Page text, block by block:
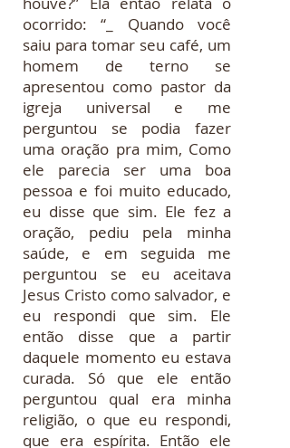
ocorrido: “_ Quando você
saiu para tomar seu café, um
homem de terno se
apresentou como pastor da
igreja universal e me
perguntou se podia fazer
uma oração pra mim, Como
ele parecia ser uma boa
pessoa e foi muito educado,
eu disse que sim. Ele fez a
oração, pediu pela minha
saúde, e em seguida me
perguntou se eu aceitava
Jesus Cristo como salvador, e
eu respondi que sim. Ele
então disse que a partir
daquele momento eu estava
curada. Só que ele então
perguntou qual era minha
religião, o que eu respondi,
que era espírita. Então ele